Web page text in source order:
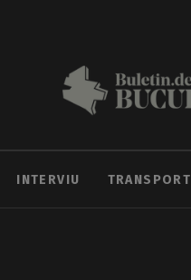
INTERVIU TRANSPORT